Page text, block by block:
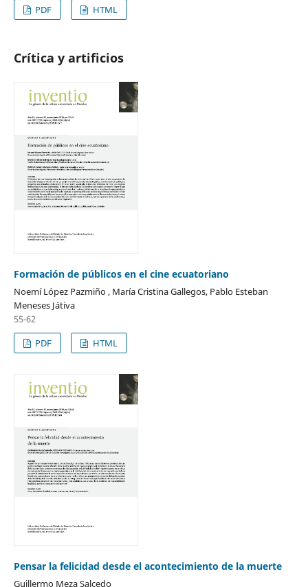
PDF
HTML
Crítica y artificios
Formación de públicos en el cine ecuatoriano
Noemí López Pazmiño , María Cristina Gallegos, Pablo Esteban
Meneses Játiva
55-62
PDF
HTML
Pensar la felicidad desde el acontecimiento de la muerte
Guillermo Meza Salcedo